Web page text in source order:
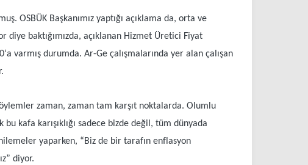
OSBÜK Başkanımız yaptığı açıklama da, orta ve
diye baktığımızda, açıklanan Hizmet Üretici Fiyat
varmış durumda. Ar-Ge çalışmalarında yer alan çalışan
zaman, zaman tam karşıt noktalarda. Olumlu
kafa karışıklığı sadece bizde değil, tüm dünyada
yaparken, “Biz de bir tarafın enflasyon
diyor.